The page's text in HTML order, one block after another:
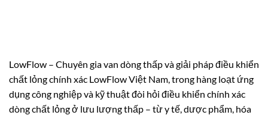
LowFlow – Chuyên gia van dòng thấp và giải pháp điều khiển
chất lỏng chính xác LowFlow Việt Nam, trong hàng loạt ứng
dụng công nghiệp và kỹ thuật đòi hỏi điều khiển chính xác
dòng chất lỏng ở lưu lượng thấp – từ y tế, dược phẩm, hóa